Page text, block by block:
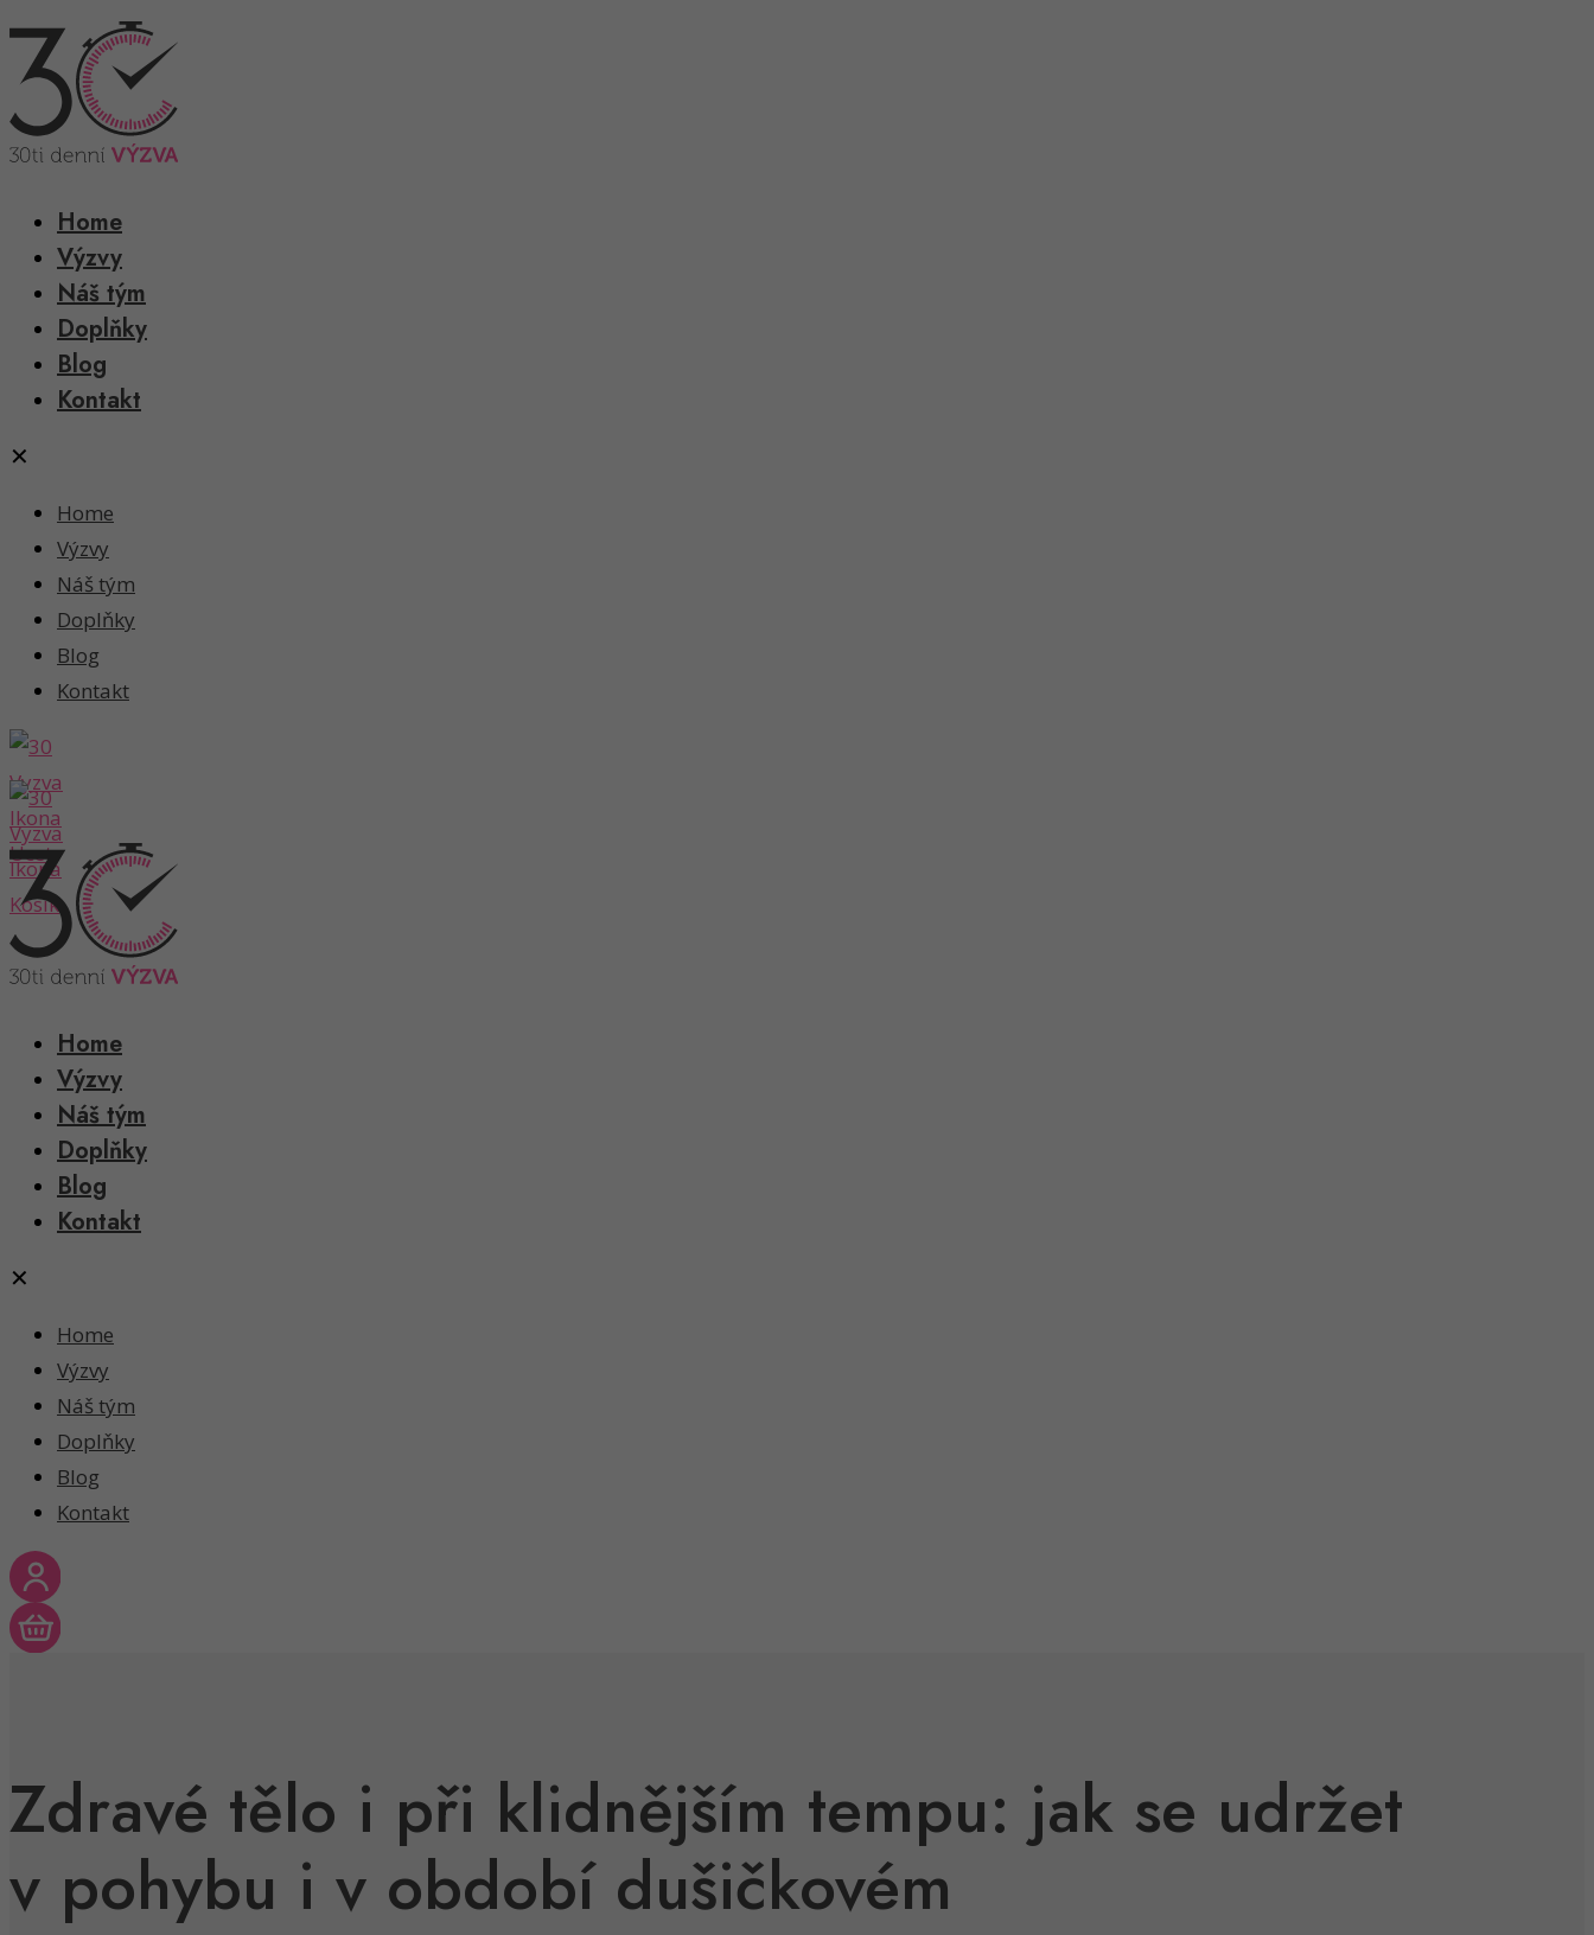
Home
Výzvy
Náš tým
Doplňky
Blog
Kontakt
✕
Home
Výzvy
Náš tým
Doplňky
Blog
Kontakt
Home
Výzvy
Náš tým
Doplňky
Blog
Kontakt
✕
Home
Výzvy
Náš tým
Doplňky
Blog
Kontakt
Zdravé tělo i při klidnějším tempu: jak se udržet
v pohybu i v období dušičkovém